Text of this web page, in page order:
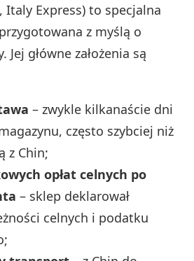
Italy Express) to specjalna
z myślą o
główne założenia są
– zwykle kilkanaście dni
często szybciej niż
z Chin;
opłat celnych po
– sklep deklarował
celnych i podatku